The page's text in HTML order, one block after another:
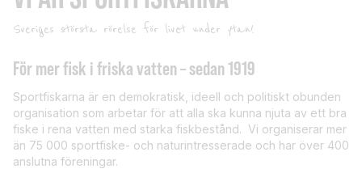
Sveriges största rörelse för livet under ytan!
För mer fisk i friska vatten – sedan 1919
Sportfiskarna är en demokratisk, ideell och politiskt obunden
organisation som arbetar för att alla ska kunna njuta av ett bra
fiske i rena vatten med starka fiskbestånd. Vi organiserar mer
än 75 000 sportfiske- och naturintresserade och har över 400
anslutna föreningar.